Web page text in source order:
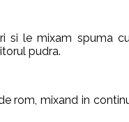
si le mixam spuma
pudra.
rom, mixand in